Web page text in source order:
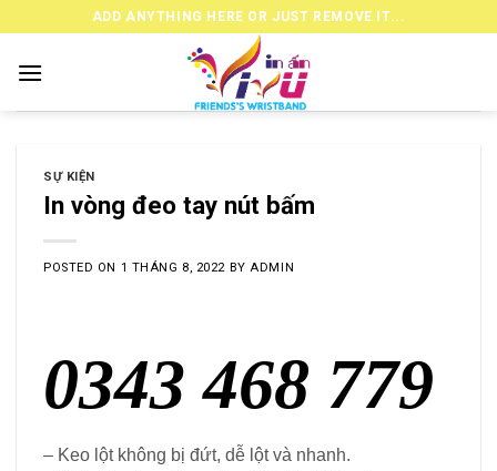
to
content
ADD ANYTHING HERE OR JUST REMOVE IT...
SỰ KIỆN
In vòng đeo tay nút bấm
POSTED ON 1 THÁNG 8, 2022 BY ADMIN
0343 468 779
– Keo lột không bị đứt, dễ lột và nhanh.